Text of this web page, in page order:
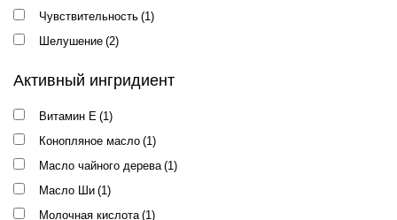
Чувствительность (1)
Шелушение (2)
Активный ингридиент
Витамин E (1)
Конопляное масло (1)
Масло чайного дерева (1)
Масло Ши (1)
Молочная кислота (1)